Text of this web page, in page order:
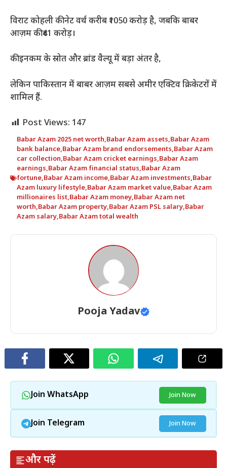
विराट कोहली की नेट वर्थ करीब ₹1050 करोड़ है, जबकि बाबर
आज़म की ₹41 करोड़।
की इनकम के स्रोत और ब्रांड वैल्यू में बड़ा अंतर है,
लेकिन पाकिस्तान में बाबर आज़म सबसे अमीर एक्टिव क्रिकेटरों में
शामिल हैं.
Post Views: 147
Babar Azam 2025 net worth,Babar Azam assets,Babar Azam
bank balance,Babar Azam brand endorsements,Babar Azam
car collection,Babar Azam cricket earnings,Babar Azam
earnings,Babar Azam financial status,Babar Azam
fortune,Babar Azam income,Babar Azam investments,Babar
Azam luxury lifestyle,Babar Azam market value,Babar Azam
millionaires list,Babar Azam money,Babar Azam net
worth,Babar Azam property,Babar Azam PSL salary,Babar
Azam salary,Babar Azam total wealth
Pooja Yadav
Join WhatsApp Join Now
Join Telegram Join Now
और पढ़ें